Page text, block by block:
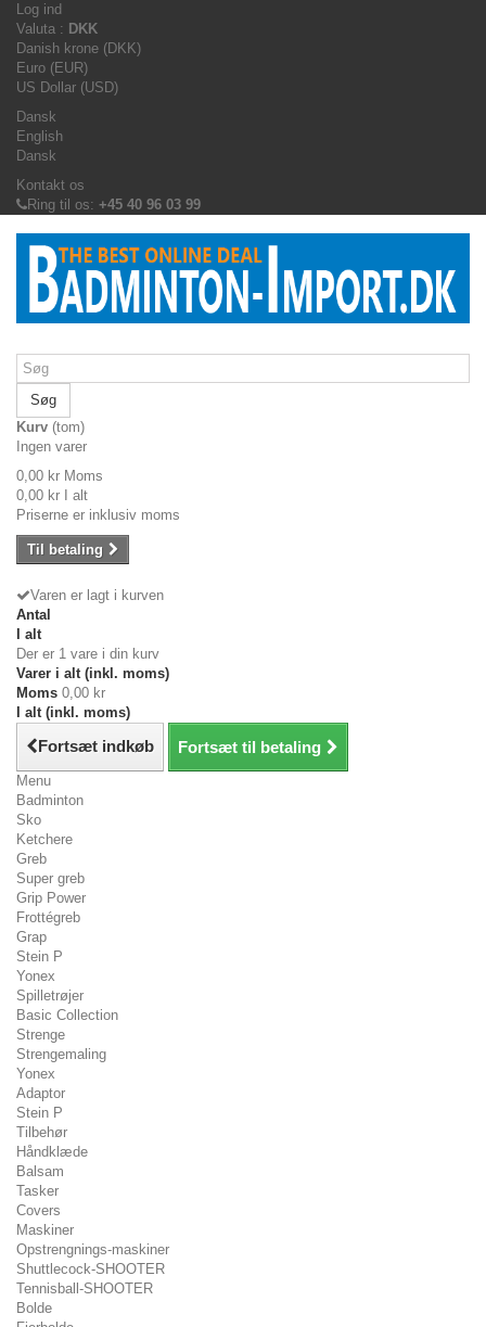
Log ind
Valuta : DKK
Danish krone (DKK)
Euro (EUR)
US Dollar (USD)
Dansk
English
Dansk
Kontakt os
Ring til os: +45 40 96 03 99
Søg
Kurv (tom)
Ingen varer
0,00 kr Moms
0,00 kr I alt
Priserne er inklusiv moms
Til betaling
Varen er lagt i kurven
Antal
I alt
Der er 1 vare i din kurv
Varer i alt (inkl. moms)
Moms 0,00 kr
I alt (inkl. moms)
Fortsæt indkøb Fortsæt til betaling
Menu
Badminton
Sko
Ketchere
Greb
Super greb
Grip Power
Frottégreb
Grap
Stein P
Yonex
Spilletrøjer
Basic Collection
Strenge
Strengemaling
Yonex
Adaptor
Stein P
Tilbehør
Håndklæde
Balsam
Tasker
Covers
Maskiner
Opstrengnings-maskiner
Shuttlecock-SHOOTER
Tennisball-SHOOTER
Bolde